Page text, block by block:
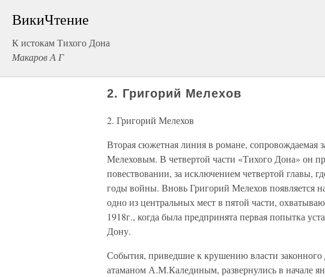
ВикиЧтение
К истокам Тихого Дона
Макаров А Г
2. Григорий Мелехов
2. Григорий Мелехов
Вторая сюжетная линия в романе, сопровождаемая
Мелеховым. В четвертой части «Тихого Дона» он
повествовании, за исключением четвертой главы,
годы войны. Вновь Григорий Мелехов появляется
одно из центральных мест в пятой части,
1918г., когда была предпринята первая попытка
Дону.
События, приведшие к крушению власти законного
атаманом А.М.Калединым, развернулись в начале